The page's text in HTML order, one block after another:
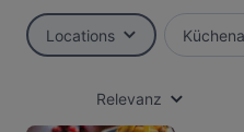
Locations
Relevanz